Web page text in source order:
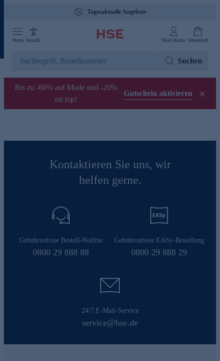
Tagesaktuelle Angebote
Menü Ansicht Mein Konto Warenkorb
Suchen
Bis zu -60% auf Mode und -20%
on top!
Gutschein aktivieren
Kontaktieren Sie uns, wir
helfen gerne.
Gebührenfreie Bestell-Hotline
0800 29 888 88
Gebührenfreie EASy-Bestellung
0800 29 888 29
24/7 E-Mail-Service
service@hse.de